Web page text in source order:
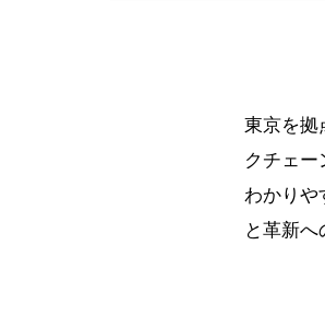
東京を
クチェ
わかりや
と革新